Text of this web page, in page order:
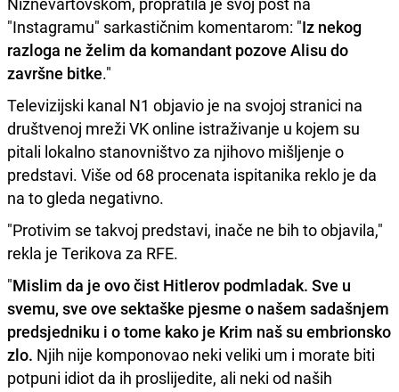
"Instagramu" sarkastičnim komentarom: "Iz nekog
razloga ne želim da komandant pozove Alisu do
završne bitke."
Televizijski kanal N1 objavio je na svojoj stranici na
društvenoj mreži VK online istraživanje u kojem su
pitali lokalno stanovništvo za njihovo mišljenje o
predstavi. Više od 68 procenata ispitanika reklo je da
na to gleda negativno.
"Protivim se takvoj predstavi, inače ne bih to objavila,"
rekla je Terikova za RFE.
"Mislim da je ovo čist Hitlerov podmladak. Sve u
svemu, sve ove sektaške pjesme o našem sadašnjem
predsjedniku i o tome kako je Krim naš su embrionsko
zlo. Njih nije komponovao neki veliki um i morate biti
potpuni idiot da ih proslijedite, ali neki od naših